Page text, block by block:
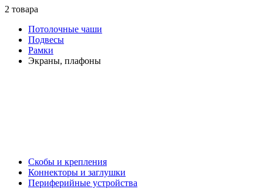
2 товара
Потолочные чаши
Подвесы
Рамки
Экраны, плафоны
Скобы и крепления
Коннекторы и заглушки
Периферийные устройства